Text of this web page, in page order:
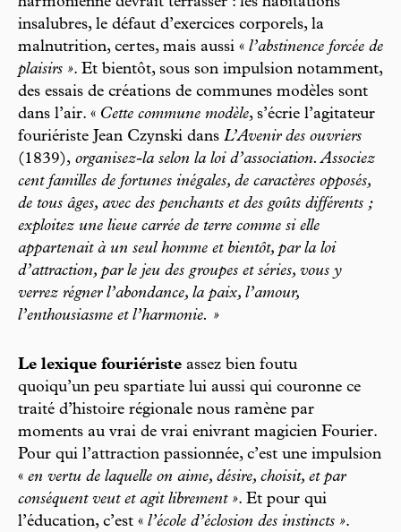
insalubres, le défaut d’exercices corporels, la
malnutrition, certes, mais aussi « l’abstinence forcée de
plaisirs ». Et bientôt, sous son impulsion notamment,
des essais de créations de communes modèles sont
dans l’air. « Cette commune modèle, s’écrie l’agitateur
fouriériste Jean Czynski dans L’Avenir des ouvriers
(1839), organisez-la selon la loi d’association. Associez
cent familles de fortunes inégales, de caractères opposés,
de tous âges, avec des penchants et des goûts différents ;
exploitez une lieue carrée de terre comme si elle
appartenait à un seul homme et bientôt, par la loi
d’attraction, par le jeu des groupes et séries, vous y
verrez régner l’abondance, la paix, l’amour,
l’enthousiasme et l’harmonie. »
Le lexique fouriériste assez bien foutu
quoiqu’un peu spartiate lui aussi qui couronne ce
traité d’histoire régionale nous ramène par
moments au vrai de vrai enivrant magicien Fourier.
Pour qui l’attraction passionnée, c’est une impulsion
« en vertu de laquelle on aime, désire, choisit, et par
conséquent veut et agit librement ». Et pour qui
l’éducation, c’est « l’école d’éclosion des instincts ».